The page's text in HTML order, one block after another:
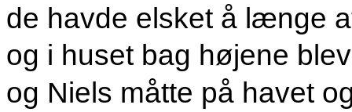
de havde elsket å længe
og i huset bag højene
og Niels måtte på havet